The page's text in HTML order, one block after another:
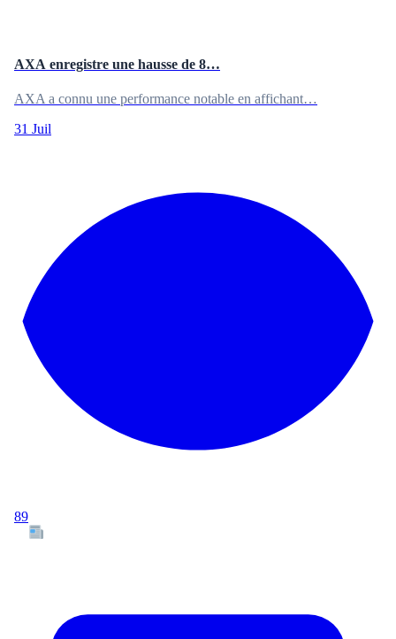
AXA enregistre une hausse de 8…
AXA a connu une performance notable en affichant…
31 Juil
89